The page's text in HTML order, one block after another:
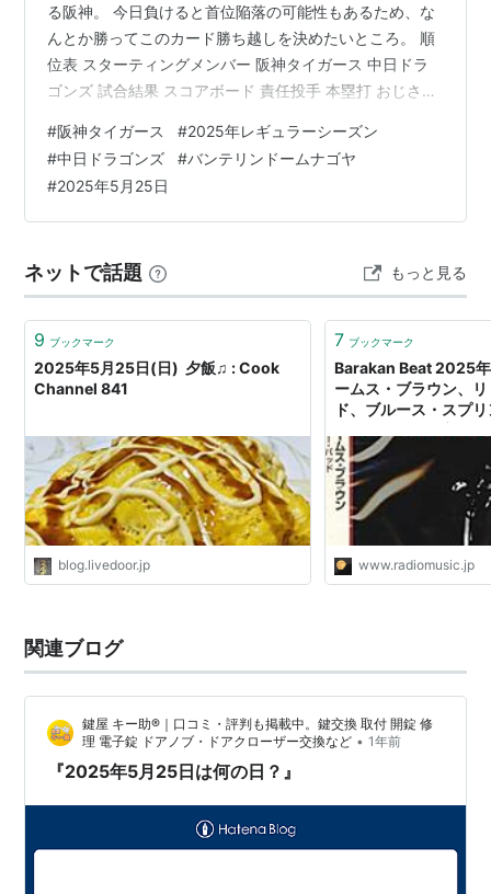
る阪神。 今日負けると首位陥落の可能性もあるため、な
んとか勝ってこのカード勝ち越しを決めたいところ。 順
位表 スターティングメンバー 阪神タイガース 中日ドラ
ゴンズ 試合結果 スコアボード 責任投手 本塁打 おじさん
DeNA主催試合を配信中！ 順位表 この日までの順位はこ
ちら。 順位 チーム名 試合 勝利 敗戦 引分 勝率 勝差 残試
合 1 阪神 45 24 19 2 .558 - 98 2 DeNA 43 22 18 3
.550 0.5 100 3 巨人 47 25 21 1 .5…
#阪神タイガース #2025年レギュラーシーズン
#中日ドラゴンズ #バンテリンドームナゴヤ
#2025年5月25日
ネットで話題 もっと見る
9 ブックマーク
2025年5月25日(日) 夕飯♫ : Cook
Channel 841
blog.livedoor.jp
7 ブックマーク
Barakan Beat 2025
ームス・ブラウン、
ド、ブルース・スプ
www.radiomusic.jp
関連ブログ
鍵屋 キー助®｜口コミ・評判も掲載中。鍵交換 取付 開錠 修
理 電子錠 ドアノブ・ドアクローザー交換など • 1年前
『2025年5月25日は何の日？』